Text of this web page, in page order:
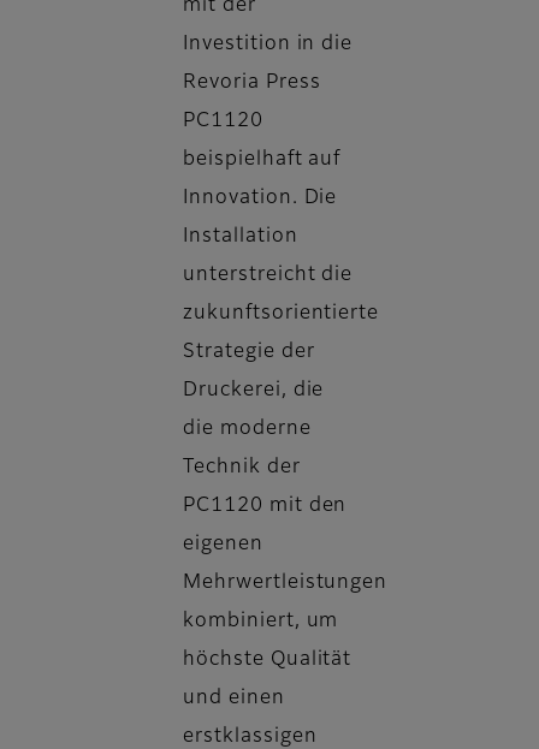
mit der
Investition in die
Revoria Press
PC1120
beispielhaft auf
Innovation. Die
Installation
unterstreicht die
zukunftsorientierte
Strategie der
Druckerei, die
die moderne
Technik der
PC1120 mit den
eigenen
Mehrwertleistungen
kombiniert, um
höchste Qualität
und einen
erstklassigen